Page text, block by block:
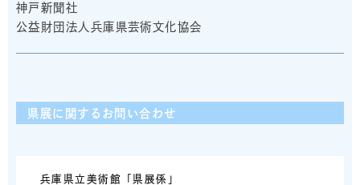
神戸新聞社
公益財団法人兵庫県芸術文化協会
県展に関するお問い合わせ
兵庫県立美術館「県展係」